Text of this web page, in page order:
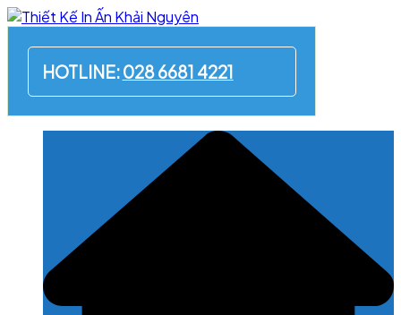
Skip
content
HOTLINE:028 6681 4221